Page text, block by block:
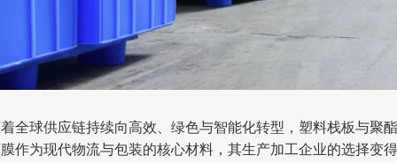
全球供应链持续向高效、绿色与智能化转型，塑料栈板与聚酯
作为现代物流与包装的核心材料，其生产加工企业的选择变得